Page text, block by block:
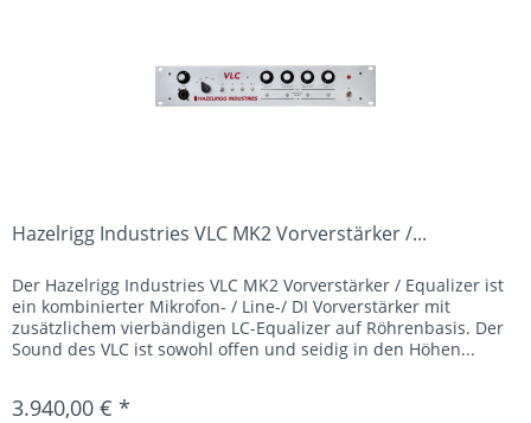
Hazelrigg Industries VLC MK2 Vorverstärker /...
Der Hazelrigg Industries VLC MK2 Vorverstärker / Equalizer ist
ein kombinierter Mikrofon- / Line-/ DI Vorverstärker mit
zusätzlichem vierbändigen LC-Equalizer auf Röhrenbasis. Der
Sound des VLC ist sowohl offen und seidig in den Höhen...
3.940,00 € *